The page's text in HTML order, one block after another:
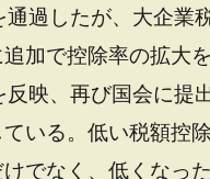
過したが、大企業
加で控除率の拡大
映、再び国会に提
いる。低い税額控
でなく、低くなっ